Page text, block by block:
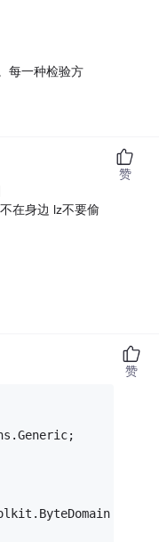
每一种检验方
在身边 lz不要偷
赞
赞